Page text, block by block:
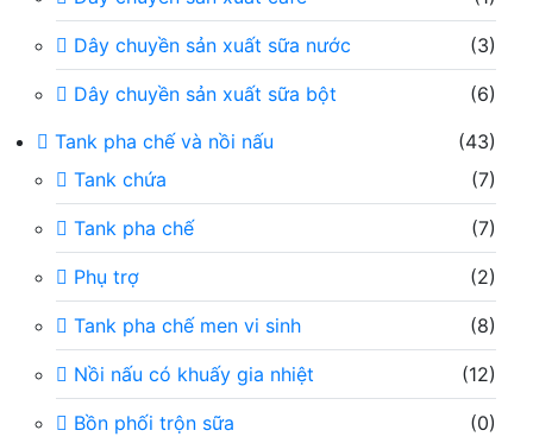
Dây chuyền sản xuất sữa nước (3)
Dây chuyền sản xuất sữa bột
(6)
Tank pha chế và nồi nấu
(43)
Tank chứa
(7)
Tank pha chế (7)
Phụ trợ (2)
Tank pha chế men vi sinh (8)
Nồi nấu có khuấy gia nhiệt (12)
Bồn phối trộn sữa
(0)